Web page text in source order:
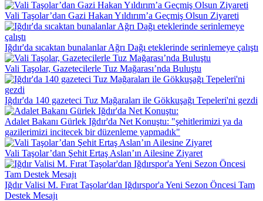
Vali Taşolar’dan Gazi Hakan Yıldırım’a Geçmiş Olsun Ziyareti
Iğdır'da sıcaktan bunalanlar Ağrı Dağı eteklerinde serinlemeye çalıştı
Vali Taşolar, Gazetecilerle Tuz Mağarası’nda Buluştu
Iğdır'da 140 gazeteci Tuz Mağaraları ile Gökkuşağı Tepeleri'ni gezdi
Adalet Bakanı Gürlek Iğdır'da Net Konuştu: "şehitlerimizi ya da
gazilerimizi incitecek bir düzenleme yapmadık"
Vali Taşolar’dan Şehit Ertaş Aslan’ın Ailesine Ziyaret
Iğdır Valisi M. Fırat Taşolar'dan Iğdırspor'a Yeni Sezon Öncesi Tam
Destek Mesajı